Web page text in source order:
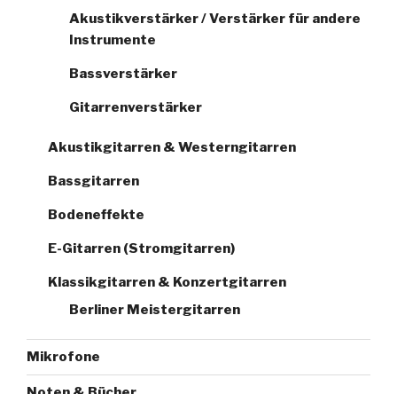
Akustikverstärker / Verstärker für andere
Instrumente
Bassverstärker
Gitarrenverstärker
Akustikgitarren & Westerngitarren
Bassgitarren
Bodeneffekte
E-Gitarren (Stromgitarren)
Klassikgitarren & Konzertgitarren
Berliner Meistergitarren
Mikrofone